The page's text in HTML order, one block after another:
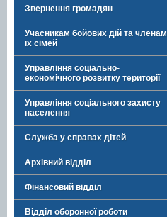
Звернення громадян
Учасникам бойових дій та членам
їх сімей
Управління соціально-
економічного розвитку території
Управління соціального захисту
населення
Служба у справах дітей
Архівний відділ
Фінансовий відділ
Відділ оборонної роботи